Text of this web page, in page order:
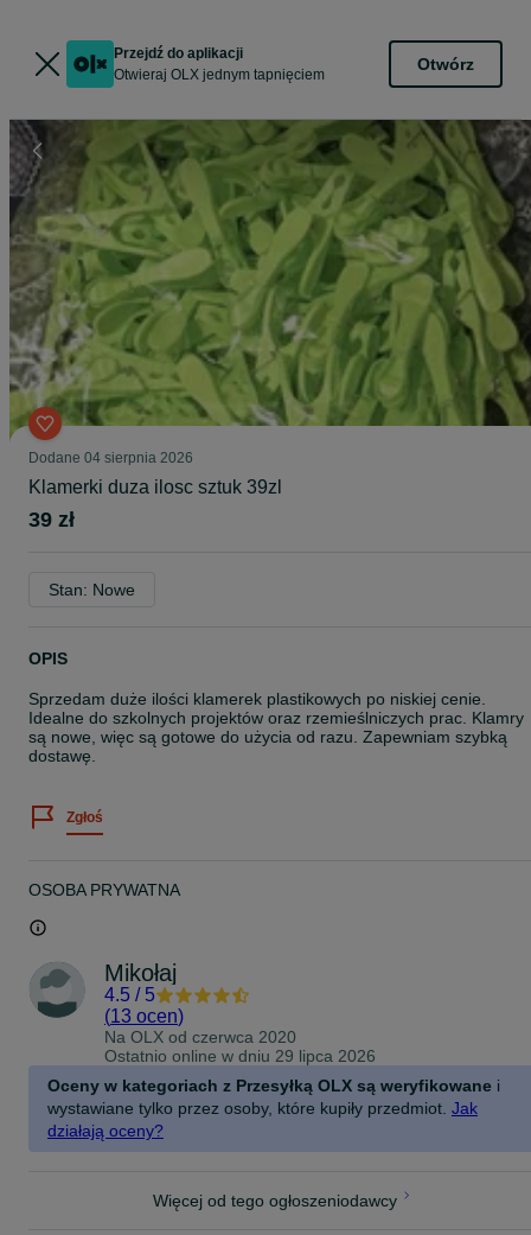
Przejdź do aplikacji
Otwieraj OLX jednym tapnięciem
Otwórz
Dodane 04 sierpnia 2026
Klamerki duza ilosc sztuk 39zl
39 zł
Stan: Nowe
OPIS
Sprzedam duże ilości klamerek plastikowych po niskiej cenie.
Idealne do szkolnych projektów oraz rzemieślniczych prac. Klamry
są nowe, więc są gotowe do użycia od razu. Zapewniam szybką
dostawę.
Zgłoś
OSOBA PRYWATNA
Mikołaj
4.5 / 5
(13 ocen)
Na OLX od czerwca 2020
Ostatnio online w dniu 29 lipca 2026
Oceny w kategoriach z Przesyłką OLX są weryfikowane i
wystawiane tylko przez osoby, które kupiły przedmiot. Jak
działają oceny?
Więcej od tego ogłoszeniodawcy